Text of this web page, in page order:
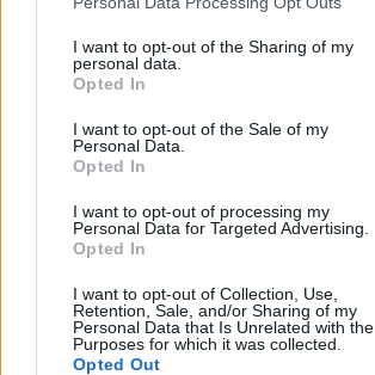
I want to opt-out of the Sharing of my
personal data.
Opted In
I want to opt-out of the Sale of my
Personal Data.
Opted In
I want to opt-out of processing my
Personal Data for Targeted Advertising.
Opted In
I want to opt-out of Collection, Use,
Retention, Sale, and/or Sharing of my
Personal Data that Is Unrelated with the
Purposes for which it was collected.
Opted Out
oltás
kötelező oltás
TASZ
kötelező oltás iskola
kötelező oltás tanár
kötelező oltás egyetem